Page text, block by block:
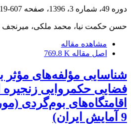
دوره 49، شماره 3، 1396، صفحه 607-619
حسن حکمت نیا، محمد ملکی، میرنجف
مشاهده مقاله
اصل مقاله 769.8 K
شناسایی مؤلفه‌های مؤثر
فضایی حکمروایی
اقامتگاه‌های بوم‌گردی
9 آمایش ایران)